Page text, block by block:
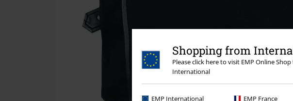
Shopping from
Please click here to visit EMP Online
International
EMP International EMP France